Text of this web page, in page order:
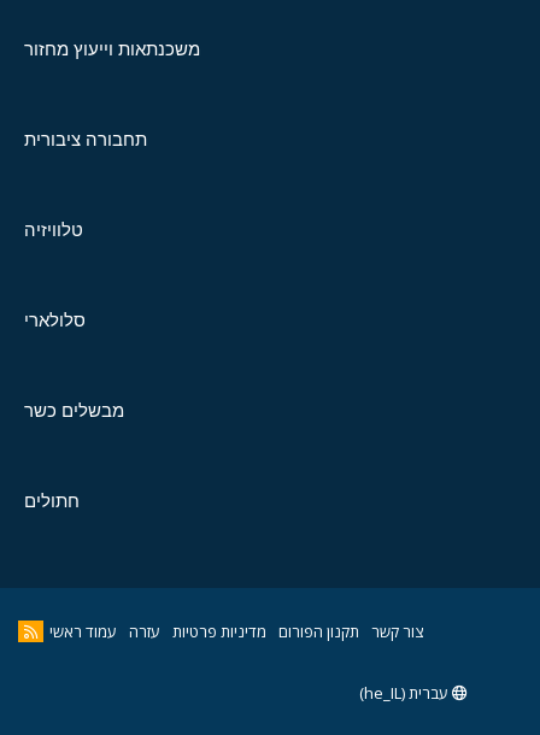
משכנתאות וייעוץ מחזור
תחבורה ציבורית
טלוויזיה
סלולארי
מבשלים כשר
חתולים
צור קשר תקנון הפורום מדיניות פרטיות עזרה עמוד ראשי
עברית (he_IL)